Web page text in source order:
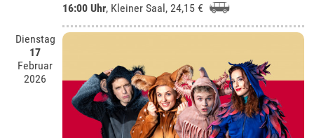
16:00 Uhr, Kleiner Saal, 24,15 €
Dienstag
17
Februar
2026